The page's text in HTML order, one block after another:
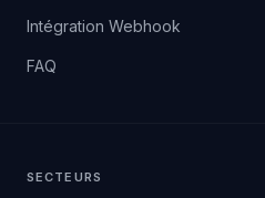
Intégration Webhook
FAQ
SECTEURS